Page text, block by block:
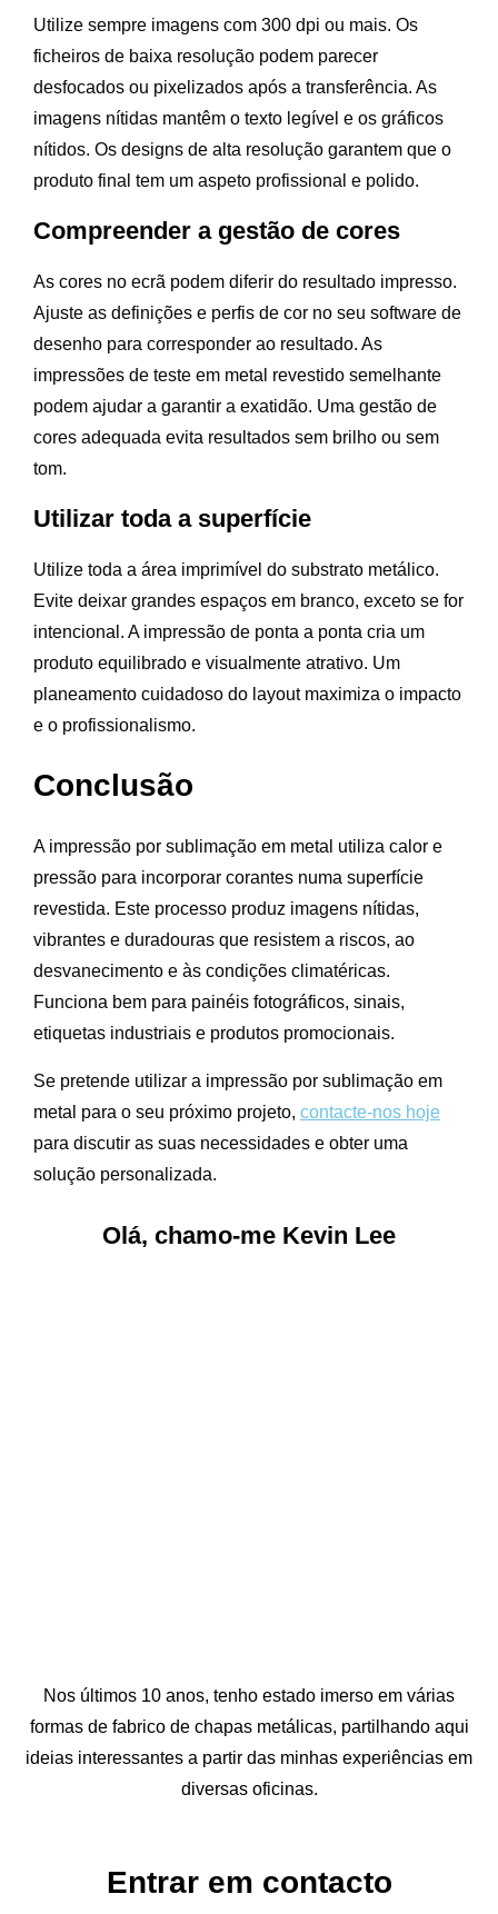
Utilize sempre imagens com 300 dpi ou mais. Os
ficheiros de baixa resolução podem parecer
desfocados ou pixelizados após a transferência. As
imagens nítidas mantêm o texto legível e os gráficos
nítidos. Os designs de alta resolução garantem que o
produto final tem um aspeto profissional e polido.
Compreender a gestão de cores
As cores no ecrã podem diferir do resultado impresso.
Ajuste as definições e perfis de cor no seu software de
desenho para corresponder ao resultado. As
impressões de teste em metal revestido semelhante
podem ajudar a garantir a exatidão. Uma gestão de
cores adequada evita resultados sem brilho ou sem
tom.
Utilizar toda a superfície
Utilize toda a área imprimível do substrato metálico.
Evite deixar grandes espaços em branco, exceto se for
intencional. A impressão de ponta a ponta cria um
produto equilibrado e visualmente atrativo. Um
planeamento cuidadoso do layout maximiza o impacto
e o profissionalismo.
Conclusão
A impressão por sublimação em metal utiliza calor e
pressão para incorporar corantes numa superfície
revestida. Este processo produz imagens nítidas,
vibrantes e duradouras que resistem a riscos, ao
desvanecimento e às condições climatéricas.
Funciona bem para painéis fotográficos, sinais,
etiquetas industriais e produtos promocionais.
Se pretende utilizar a impressão por sublimação em
metal para o seu próximo projeto, contacte-nos hoje
para discutir as suas necessidades e obter uma
solução personalizada.
Olá, chamo-me Kevin Lee
Nos últimos 10 anos, tenho estado imerso em várias
formas de fabrico de chapas metálicas, partilhando aqui
ideias interessantes a partir das minhas experiências em
diversas oficinas.
Entrar em contacto